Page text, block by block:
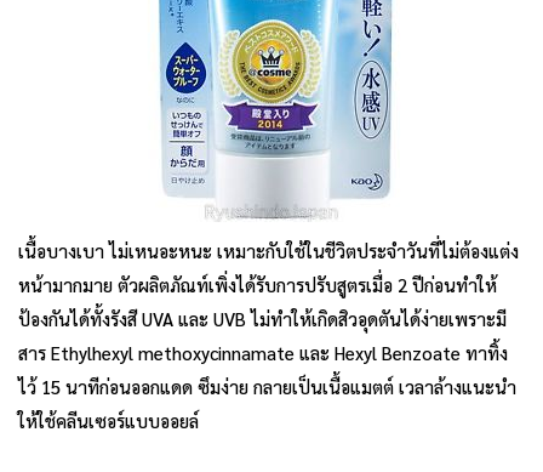
เนื้อบางเบา ไม่เหนอะหนะ เหมาะกับใช้ในชีวิตประจำวันที่ไม่ต้องแต่ง
หน้ามากมาย ตัวผลิตภัณท์เพิ่งได้รับการปรับสูตรเมื่อ 2 ปีก่อนทำให้
ป้องกันได้ทั้งรังสี UVA และ UVB ไม่ทำให้เกิดสิวอุดตันได้ง่ายเพราะมี
สาร Ethylhexyl methoxycinnamate และ Hexyl Benzoate ทาทิ้ง
ไว้ 15 นาทีก่อนออกแดด ซึมง่าย กลายเป็นเนื้อแมตต์ เวลาล้างแนะนำ
ให้ใช้คลีนเซอร์แบบออยล์